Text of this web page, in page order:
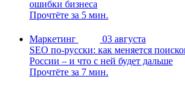
ошибки бизнеса
Прочтёте за 5 мин.
Маркетинг
03 августа
SEO по-русски: как меняется
России – и что с ней будет дальше
Прочтёте за 7 мин.